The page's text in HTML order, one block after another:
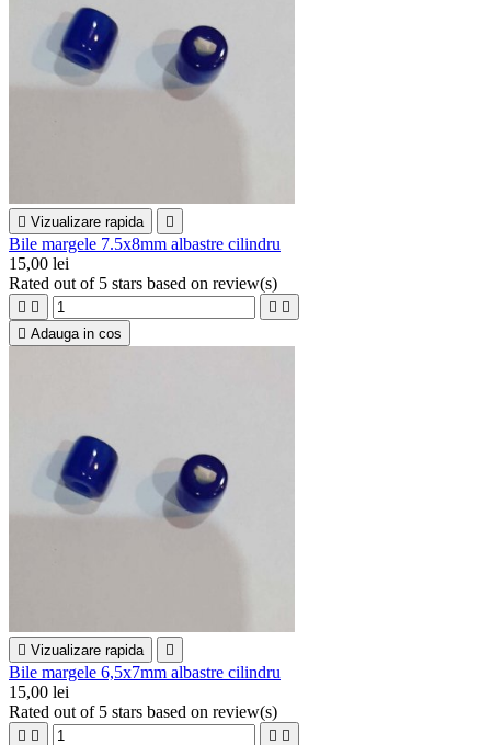
 Vizualizare rapida 
Bile margele 7.5x8mm albastre cilindru
15,00 lei
Rated out of 5 stars based on review(s)
   
 Adauga in cos
 Vizualizare rapida 
Bile margele 6,5x7mm albastre cilindru
15,00 lei
Rated out of 5 stars based on review(s)
   